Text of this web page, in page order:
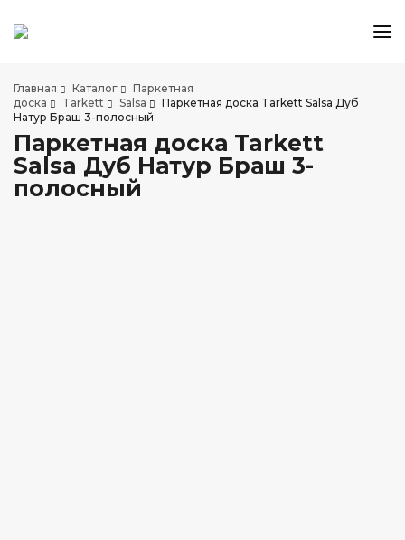
АКЦИИ И СКИДКИ
О КОМПАНИИ
НАШИ МАГАЗИНЫ
ДОСТАВКА И ОПЛАТА
Главная Каталог
Паркетная
доска
Tarkett Salsa
Паркетная доска Tarkett Salsa Дуб
Натур Браш 3-полосный
Паркетная доска Tarkett
Salsa Дуб Натур Браш 3-
полосный